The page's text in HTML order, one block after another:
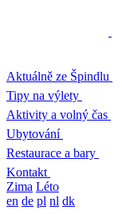
Aktuálně ze Špindlu
Tipy na výlety
Aktivity a volný čas
Ubytování
Restaurace a bary
Kontakt
Zima Léto
en de pl nl dk